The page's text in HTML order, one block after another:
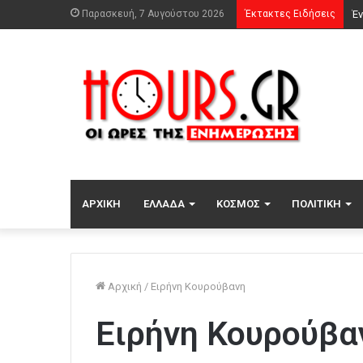
Παρασκευή, 7 Αυγούστου 2026 Έκτακτες Ειδήσεις
ΑΡΧΙΚΉ ΕΛΛΆΔΑ ΚΌΣΜΟΣ ΠΟΛΙΤΙΚΉ
Αρχική / Ειρήνη Κουρούβανη
Ειρήνη